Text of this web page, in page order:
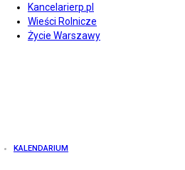
Kancelarierp.pl
Wieści Rolnicze
Życie Warszawy
KALENDARIUM